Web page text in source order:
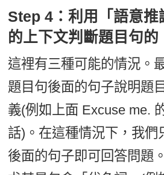
Step 4：利用「語意推
的上下文判斷題目句的
這裡有三種可能的情況。
題目句後面的句子說明題
義(例如上面 Excuse me.
話)。在這種情況下，我們
後面的句子即可回答問題